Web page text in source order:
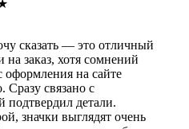
сказать — это отличный
на заказ, хотя сомнений
на сайте
Сразу связано с
подтвердил детали.
значки выглядят очень